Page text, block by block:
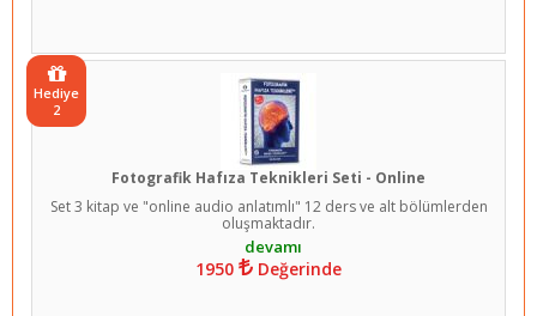
Fotografik Hafıza Teknikleri Seti - Online
Set 3 kitap ve "online audio anlatımlı" 12 ders ve alt bölümlerden
oluşmaktadır.
1950 Değerinde
Hediye
2